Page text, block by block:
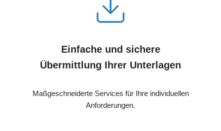
Einfache und sichere
Übermittlung Ihrer Unterlagen
Maßgeschneiderte Services für Ihre individuellen
Anforderungen.